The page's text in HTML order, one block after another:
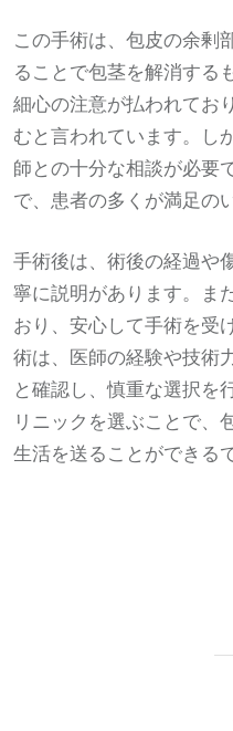
この手術は、包皮の余剰
ることで包茎を解消する
細心の注意が払われてお
むと言われています。し
師との十分な相談が必要
で、患者の多くが満足の
手術後は、術後の経過や
寧に説明があります。ま
おり、安心して手術を受
術は、医師の経験や技術
と確認し、慎重な選択を
リニックを選ぶことで、
生活を送ることができる